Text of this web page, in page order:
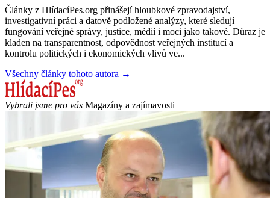
Články z HlídacíPes.org přinášejí hloubkové zpravodajství,
investigativní práci a datově podložené analýzy, které sledují
fungování veřejné správy, justice, médií i moci jako takové. Důraz je
kladen na transparentnost, odpovědnost veřejných institucí a
kontrolu politických i ekonomických vlivů ve...
Všechny články tohoto autora →
Vybrali jsme pro vás Magazíny a zajímavosti